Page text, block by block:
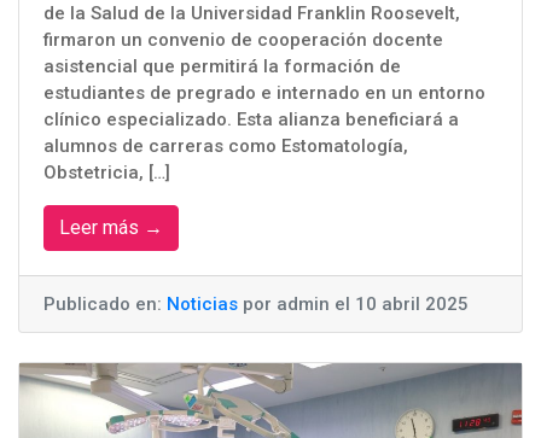
de la Salud de la Universidad Franklin Roosevelt,
firmaron un convenio de cooperación docente
asistencial que permitirá la formación de
estudiantes de pregrado e internado en un entorno
clínico especializado. Esta alianza beneficiará a
alumnos de carreras como Estomatología,
Obstetricia, […]
Leer más →
Publicado en: Noticias por admin el 10 abril 2025